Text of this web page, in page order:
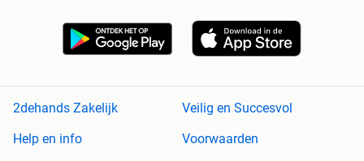
2dehands Zakelijk
Veilig en Succesvol
Help en info
Voorwaarden